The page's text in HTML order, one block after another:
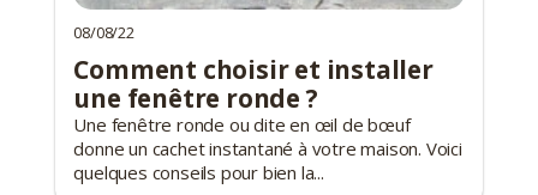
08/08/22
Comment choisir et installer
une fenêtre ronde ?
Une fenêtre ronde ou dite en œil de bœuf
donne un cachet instantané à votre maison. Voici
quelques conseils pour bien la...